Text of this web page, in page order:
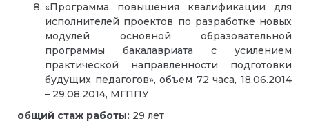
«Программа повышения квалификации для
исполнителей проектов по разработке новых
модулей основной образовательной
программы бакалавриата с усилением
практической направленности подготовки
будущих педагогов», объем 72 часа, 18.06.2014
– 29.08.2014, МГППУ
общий стаж работы: 29 лет